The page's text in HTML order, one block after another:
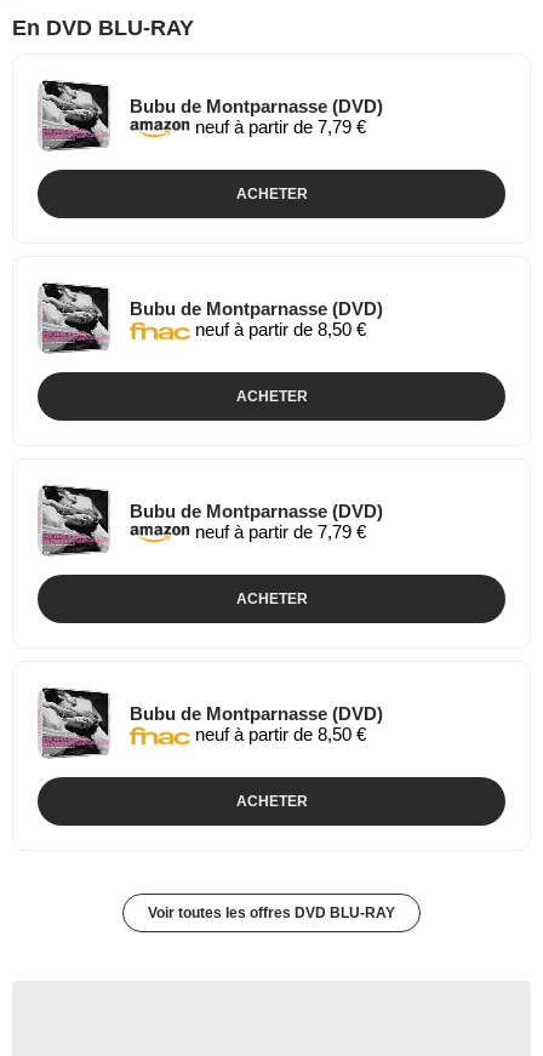
En DVD BLU-RAY
Bubu de Montparnasse (DVD)
neuf à partir de 7,79 €
ACHETER
Bubu de Montparnasse (DVD)
neuf à partir de 8,50 €
ACHETER
Bubu de Montparnasse (DVD)
neuf à partir de 7,79 €
ACHETER
Bubu de Montparnasse (DVD)
neuf à partir de 8,50 €
ACHETER
Voir toutes les offres DVD BLU-RAY